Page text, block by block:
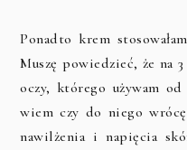
Ponadto krem
Muszę powiedzieć, że na
oczy, którego używam
wiem czy do niego
nawilżenia i napięcia